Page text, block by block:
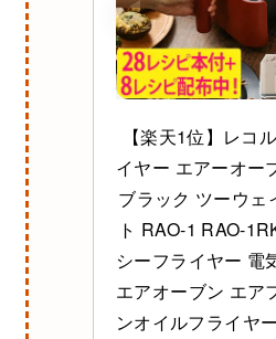
【楽天1位】レコ
イヤー エアーオー
ブラック ツーウェ
ト RAO-1 RAO-
シーフライヤー 電
エアオーブン エア
ンオイルフライヤ